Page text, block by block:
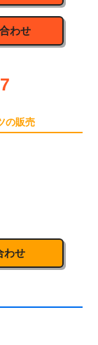
わせ
の販売
わせ